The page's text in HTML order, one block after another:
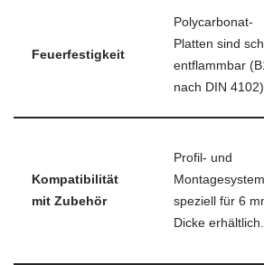
Feuerfestigkeit
Polycarbonat-
Platten sind
entflammbar
nach DIN
Kompatibilität
mit Zubehör
Profil- und
speziell für 6
Dicke erhältlich.